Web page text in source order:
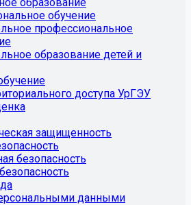
обучение
профессиональное
образование детей и
доступа УрГЭУ
защищенность
безопасность
данными